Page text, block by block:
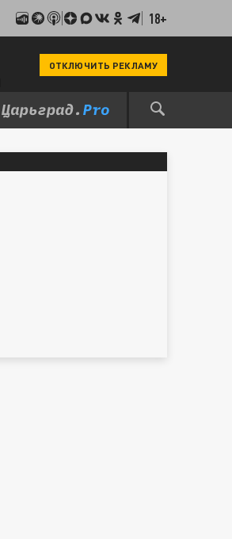
18+
ОТКЛЮЧИТЬ РЕКЛАМУ